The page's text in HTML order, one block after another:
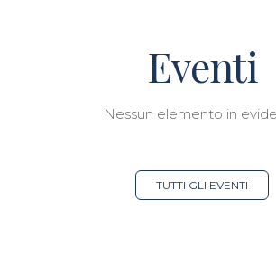
Eventi
Nessun elemento in
TUTTI GLI EVENTI